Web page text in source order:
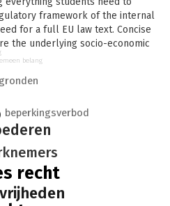
framework of the internal
for a full EU law text. Concise
the underlying socio-economic
and offer a thorough
aspects, ensuring that
of the way that legal rules
from key political and social
excerpts, summaries and
cases. Numerous features
cases, legal interpretations,
reading, which support
knowledge of the subject,
recht
beperkingsverbod
belang